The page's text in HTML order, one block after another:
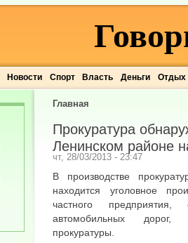
Новости Спорт Власть Деньги Отдых
Главная
Прокуратура
Ленинском районе
чт, 28/03/2013 - 23:47
В производстве
находится уголовное
частного
автомобильных дорог,
прокуратуры.